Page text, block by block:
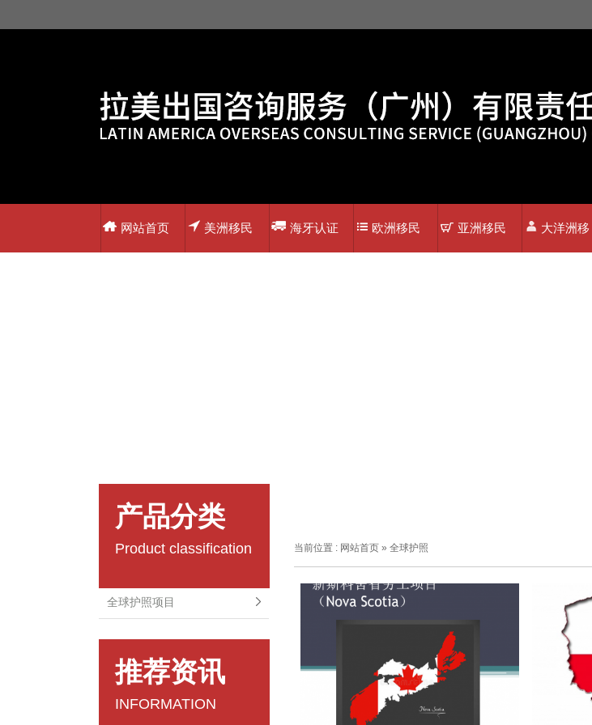
网站首页 美洲移民 海牙认证 欧洲移民 亚洲移民 大洋洲移
产品分类
Product classification
全球护照项目
推荐资讯
INFORMATION
当前位置 : 网站首页 » 全球护照